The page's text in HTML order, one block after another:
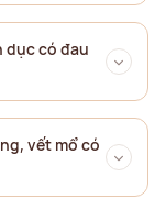
dục có đau
vết mổ có